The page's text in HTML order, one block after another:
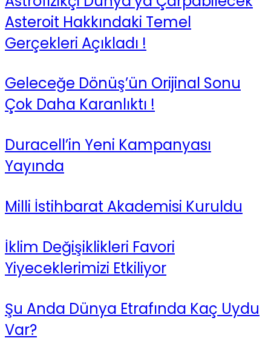
Asteroit Hakkındaki Temel
Gerçekleri Açıkladı !
Geleceğe Dönüş’ün Orijinal Sonu
Çok Daha Karanlıktı !
Duracell’in Yeni Kampanyası
Yayında
Milli İstihbarat Akademisi Kuruldu
İklim Değişiklikleri Favori
Yiyeceklerimizi Etkiliyor
Şu Anda Dünya Etrafında Kaç Uydu
Var?